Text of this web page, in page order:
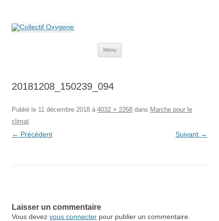
Menu
20181208_150239_094
Publié le 11 décembre 2018 à 4032 × 2268 dans Marche pour le
climat.
← Précédent Suivant →
Laisser un commentaire
Vous devez vous connecter pour publier un commentaire.